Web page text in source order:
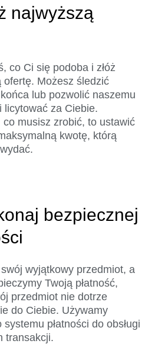
najwyższą
co Ci się podoba i złóż
ofertę. Możesz śledzić
lub pozwolić naszemu
licytować za Ciebie.
co musisz zrobić, to ustawić
kwotę, którą
bezpiecznej
swój wyjątkowy przedmiot, a
Twoją płatność,
przedmiot nie dotrze
do Ciebie. Używamy
systemu płatności do obsługi
transakcji.